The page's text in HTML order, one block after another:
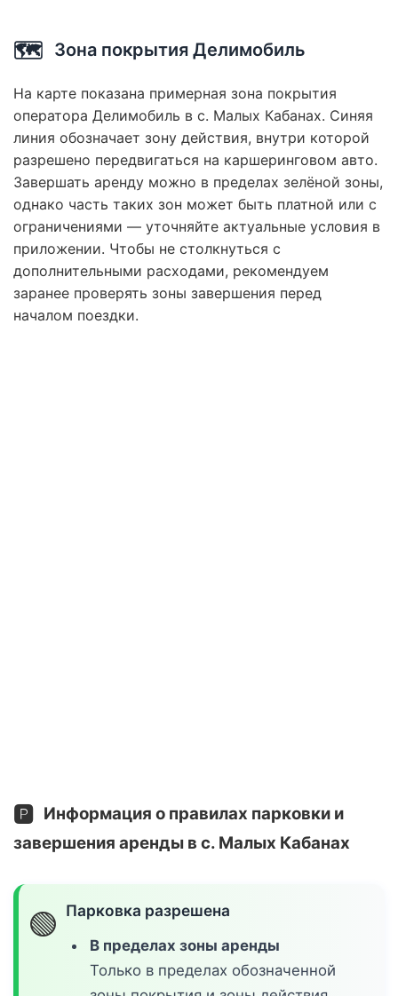
🗺️ Зона покрытия Делимобиль
На карте показана примерная зона покрытия
оператора Делимобиль в с. Малых Кабанах. Синяя
линия обозначает зону действия, внутри которой
разрешено передвигаться на каршеринговом авто.
Завершать аренду можно в пределах зелёной зоны,
однако часть таких зон может быть платной или с
ограничениями — уточняйте актуальные условия в
приложении. Чтобы не столкнуться с
дополнительными расходами, рекомендуем
заранее проверять зоны завершения перед
началом поездки.
🅿️ Информация о правилах парковки и
завершения аренды в с. Малых Кабанах
🟢 Парковка разрешена
В пределах зоны аренды
Только в пределах обозначенной